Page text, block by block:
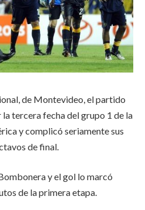
de Montevideo, el partido
tercera fecha del grupo 1 de la
y complicó seriamente sus
de final.
y el gol lo marcó
de la primera etapa.